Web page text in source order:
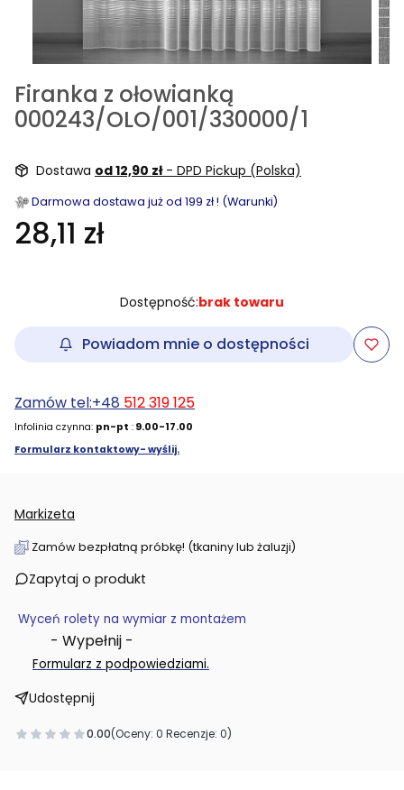
Firanka z ołowianką
000243/OLO/001/330000/1
Dostawa od 12,90 zł - DPD Pickup (Polska)
Darmowa dostawa już od 199 zł ! (Warunki)
28,11 zł
Dostępność:brak towaru
Powiadom mnie o dostępności
Zamów tel:+48 512 319 125
Infolinia czynna: pn-pt : 9.00-17.00
Formularz kontaktowy- wyślij.
Markizeta
Zamów bezpłatną próbkę! (tkaniny lub żaluzji)
Zapytaj o produkt
Wyceń rolety na wymiar z montażem
- Wypełnij -
Formularz z podpowiedziami.
Udostępnij
0.00(Oceny: 0 Recenzje: 0)